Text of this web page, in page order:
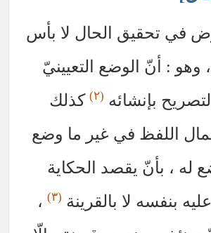
في تحقيق الحال لا بأس
وهو : أنّ الوضع التعيينيّ
بإنشائه (٢)
كذلك
اللفظ في غير ما وضع
له ، بأنّ يقصد الحكاية
بنفسه لا بالقرينة (٣)
،